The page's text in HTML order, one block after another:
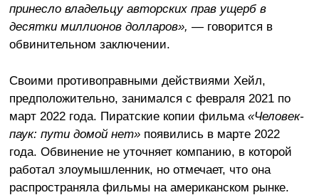
принесло владельцу авторских прав ущерб в
десятки миллионов долларов», — говорится в
обвинительном заключении.
Своими противоправными действиями Хейл,
предположительно, занимался с февраля 2021 по
март 2022 года. Пиратские копии фильма «Человек-
паук: пути домой нет»появились в марте 2022
года. Обвинение не уточняет компанию, в которой
работал злоумышленник, но отмечает, что она
распространяла фильмы на американском рынке.